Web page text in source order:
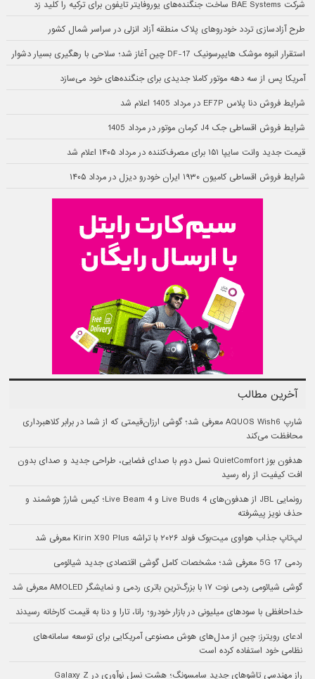
شرکت BAE Systems ساخت جنگنده‌های یوروفایتر تایفون برای ترکیه را کلید زد
طرح آزادسازی تردد خودروهای پلاک منطقه آزاد انزلی در سراسر شمال کشور
استقرار انبوه موشک هایپرسونیک DF-17 چین آغاز شد؛ سلاحی با رهگیری بسیار دشوار
آمریکا پس از سه دهه موتور کاملا جدیدی برای جنگنده‌های خود می‌سازد
شرایط فروش دنا پلاس EF7P در مرداد 1405 اعلام شد
شرایط فروش اقساطی جک J4 کرمان موتور در مرداد 1405
قیمت جدید وانت سایپا ۱۵۱ برای مصرف‌کننده در مرداد ۱۴۰۵ اعلام شد
شرایط فروش اقساطی کامیون ۱۹۳۰ ایران خودرو دیزل در مرداد ۱۴۰۵
آخرین مطالب
شارپ AQUOS Wish6 معرفی شد؛ گوشی ارزان‌قیمتی که از شما در برابر کلاهبرداری
محافظت می‌کند
هدفون بوز QuietComfort نسل دوم با صدای فضایی، طراحی جدید و صدای بدون
افت کیفیت از راه رسید
رونمایی JBL از هدفون‌های Live Buds 4 و Live Beam 4؛ کیس شارژ هوشمند و
حذف نویز پیشرفته
لپ‌تاپ جذاب هواوی میت‌بوک فولد ۲۰۲۶ با تراشه Kirin X90 Plus معرفی شد
ردمی 17 5G معرفی شد؛ مشخصات کامل گوشی اقتصادی جدید شیائومی
گوشی شیائومی ردمی نوت ۱۷ با بزرگ‌ترین باتری ردمی و نمایشگر AMOLED معرفی شد
خداحافظی با سودهای میلیونی در بازار خودرو؛ رانا، تارا و دنا به قیمت کارخانه رسیدند
ادعای رویترز: چین از مدل‌های هوش مصنوعی آمریکایی برای توسعه سامانه‌های
نظامی خود استفاده کرده است
راز مهندسی تاشوهای جدید سامسونگ؛ هشت نسل نوآوری در Galaxy Z